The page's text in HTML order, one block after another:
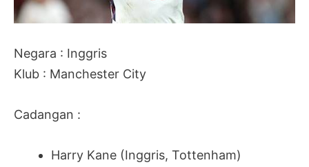
Negara : Inggris
Klub : Manchester City
Cadangan :
Harry Kane (Inggris, Tottenham)